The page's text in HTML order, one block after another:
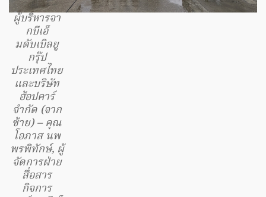
ผู้บริหารจา
กบีเอ็
มดับเบิลยู
กรุ๊ป
ประเทศไทย
และบริษัท
ฮ้อปคาร์
จำกัด (จาก
ซ้าย) – คุณ
โอภาส นพ
พรพิทักษ์, ผู้
จัดการฝ่าย
สื่อสาร
กิจการ